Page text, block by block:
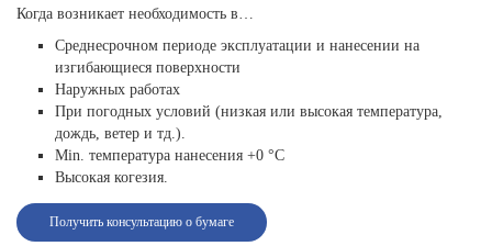
Когда возникает необходимость в…
Среднесрочном периоде эксплуатации и нанесении на
изгибающиеся поверхности
Наружных работах
При погодных условий (низкая или высокая температура,
дождь, ветер и тд.).
Min. температура нанесения +0 °C
Высокая когезия.
Получить консультацию о бумаге